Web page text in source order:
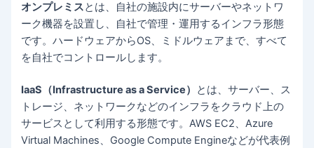
オンプレミスとは、自社の施設内にサーバーやネットワ
ーク機器を設置し、自社で管理・運用するインフラ形態
です。ハードウェアからOS、ミドルウェアまで、すべて
を自社でコントロールします。
IaaS（Infrastructure as a Service） とは、サーバー、ス
トレージ、ネットワークなどのインフラをクラウド上の
サービスとして利用する形態です。AWS EC2、Azure
Virtual Machines、Google Compute Engineなどが代表例